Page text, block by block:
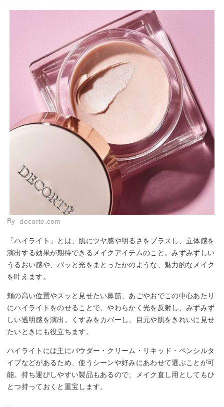
By:decorte.com
「ハイライト」とは、肌にツヤ感や明るさをプラスし、立体感を
演出する効果が期待できるメイクアイテムのこと。みずみずしい
うるおい感や、パッと光をまとったかのような、魅力的なメイク
を叶えます。
頬の高い位置やスッと見せたい鼻筋、あごやおでこの中心あたり
にハイライトをのせることで、やわらかく光を反射し、みずみず
しい透明感を演出。くすみをカバーし、目元や肌をきれいに見せ
たいときにも役立ちます。
ハイライトには主にパウダー・クリーム・リキッド・ペンシルタ
イプなどがあるため、使うシーンや好みにあわせて選ぶことが可
能。持ち運びしやすい製品もあるので、メイク直し用としてもひ
とつ持っておくと重宝します。